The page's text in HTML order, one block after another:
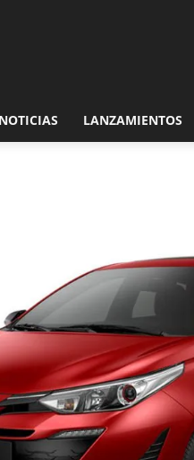
NOTICIAS LANZAMIENTOS